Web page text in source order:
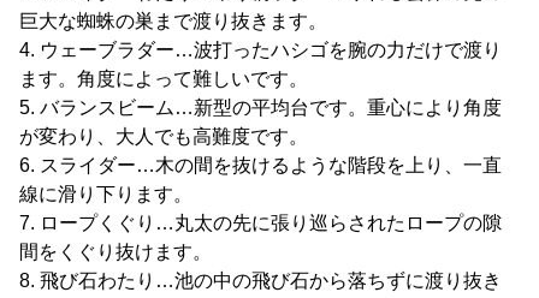
巨大な蜘蛛の巣まで渡り抜きます。
4. ウェーブラダー…波打ったハシゴを腕の力だけで渡り
ます。角度によって難しいです。
5. バランスビーム…新型の平均台です。重心により角度
が変わり、大人でも高難度です。
6. スライダー…木の間を抜けるような階段を上り、一直
線に滑り下ります。
7. ロープくぐり…丸太の先に張り巡らされたロープの隙
間をくぐり抜けます。
8. 飛び石わたり…池の中の飛び石から落ちずに渡り抜き